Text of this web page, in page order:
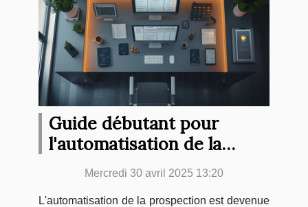
Guide débutant pour
l'automatisation de la
prospection sur annuaires
Mercredi 30 avril 2025 13:20
L'automatisation de la prospection est devenue